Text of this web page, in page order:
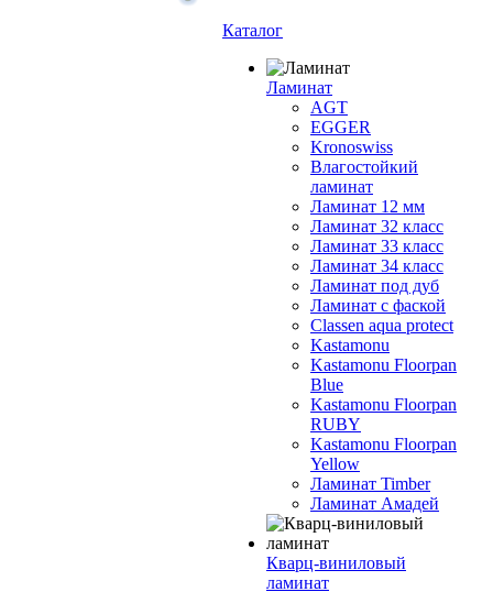
Каталог
Ламинат
AGT
EGGER
Kronoswiss
Влагостойкий
ламинат
Ламинат 12 мм
Ламинат 32 класс
Ламинат 33 класс
Ламинат 34 класс
Ламинат под дуб
Ламинат с фаской
Classen aqua protect
Kastamonu
Kastamonu Floorpan
Blue
Kastamonu Floorpan
RUBY
Kastamonu Floorpan
Yellow
Ламинат Timber
Ламинат Амадей
Кварц-виниловый
ламинат